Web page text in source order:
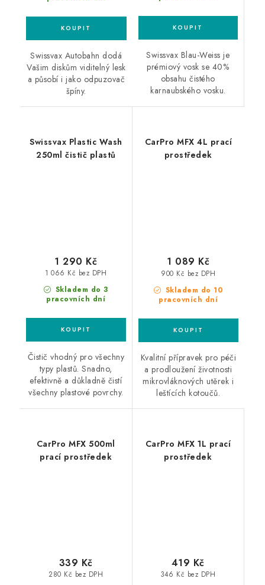
Swissvax Autobahn dodá
Vašim diskům viditelný lesk
a působí i jako odpuzovač
špíny.
Swissvax Blau-Weiss je
prémiový vosk se 40%
obsahu čistého
karnaubského vosku.
Swissvax Plastic Wash
250ml čistič plastů
Skladem do 3
pracovních dní
1 066 Kč bez DPH
1 290 Kč
Čistič vhodný pro všechny
typy plastů. Snadno,
efektivně a důkladně čistí
všechny plastové povrchy.
CarPro MFX 4L prací
prostředek
Skladem do 10
pracovních dní
900 Kč bez DPH
1 089 Kč
Kvalitní přípravek pro péči
a prodloužení životnosti
mikrovláknových utěrek i
leštících kotoučů.
CarPro MFX 500ml
prací prostředek
280 Kč bez DPH
339 Kč
CarPro MFX 1L prací
prostředek
346 Kč bez DPH
419 Kč